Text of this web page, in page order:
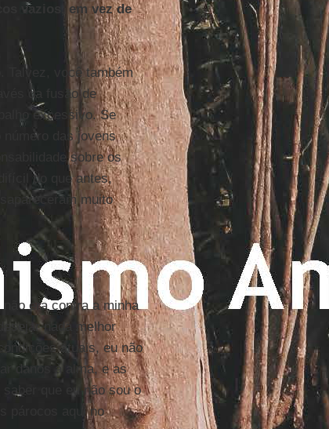
vazios, em vez de
Talvez, você também
da fusão de
excessivo. Se
número das jovens
sobre os
do que antes,
muito
era contra a minha
nada melhor
atuais, eu não
danos à alma, e as
que eu não sou o
párocos aqui no